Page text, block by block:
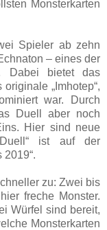
Monsterkarten
Spieler ab zehn
– eines der
Dabei bietet das
„Imhotep“,
war. Durch
Duell aber noch
Hier sind neue
ist auf der
zu: Zwei bis
freche Monster.
Würfel sind bereit,
Monsterkarten